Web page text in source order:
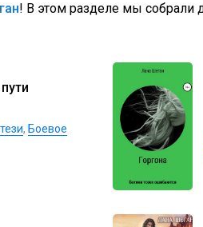
! В этом разделе мы собрали
, Боевое